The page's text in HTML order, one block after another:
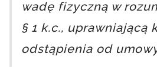
wadę fizyczną w
§ 1 k.c., uprawniającą
odstąpienia od